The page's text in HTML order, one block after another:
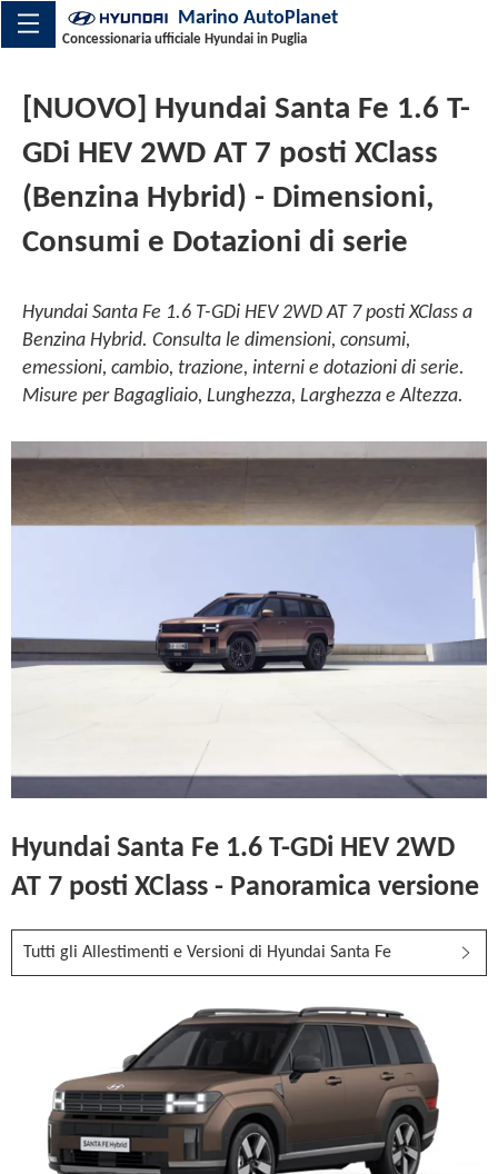
Marino AutoPlanet
Concessionaria ufficiale Hyundai in Puglia
[NUOVO] Hyundai Santa Fe 1.6 T-
GDi HEV 2WD AT 7 posti XClass
(Benzina Hybrid) - Dimensioni,
Consumi e Dotazioni di serie
Hyundai Santa Fe 1.6 T-GDi HEV 2WD AT 7 posti XClass a
Benzina Hybrid. Consulta le dimensioni, consumi,
emessioni, cambio, trazione, interni e dotazioni di serie.
Misure per Bagagliaio, Lunghezza, Larghezza e Altezza.
Hyundai Santa Fe 1.6 T-GDi HEV 2WD
AT 7 posti XClass - Panoramica versione
Tutti gli Allestimenti e Versioni di Hyundai Santa Fe